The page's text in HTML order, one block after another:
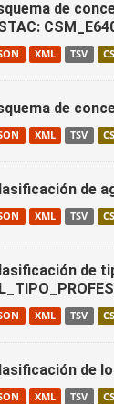
de
XML TSV
de
XML TSV
de
XML TSV
de
XML TSV
de
XML TSV